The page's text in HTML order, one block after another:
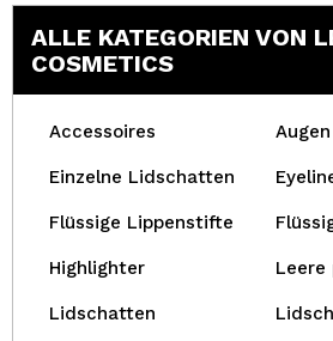
ALLE KATEGORIEN VON
COSMETICS
Accessoires Augen
Einzelne Lidschatten
Flüssige Lippenstifte
Highlighter Leere
Lidschatten